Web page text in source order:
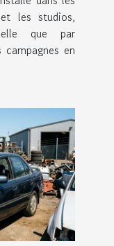
les studios,
que par
en